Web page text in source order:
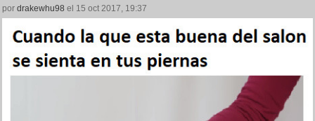
por drakewhu98 el 15 oct 2017, 19:37